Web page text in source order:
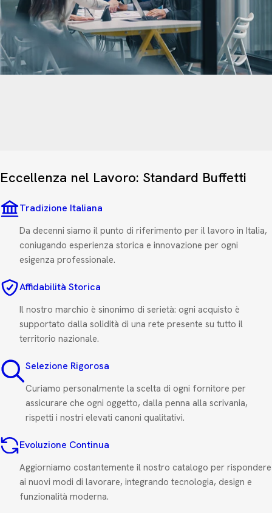
Eccellenza nel Lavoro: Standard Buffetti
Tradizione Italiana
Da decenni siamo il punto di riferimento per il lavoro in Italia,
coniugando esperienza storica e innovazione per ogni
esigenza professionale.
Affidabilità Storica
Il nostro marchio è sinonimo di serietà: ogni acquisto è
supportato dalla solidità di una rete presente su tutto il
territorio nazionale.
Selezione Rigorosa
Curiamo personalmente la scelta di ogni fornitore per
assicurare che ogni oggetto, dalla penna alla scrivania,
rispetti i nostri elevati canoni qualitativi.
Evoluzione Continua
Aggiorniamo costantemente il nostro catalogo per rispondere
ai nuovi modi di lavorare, integrando tecnologia, design e
funzionalità moderna.